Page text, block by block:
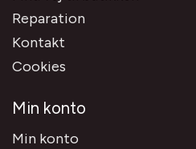
Reparation
Kontakt
Cookies
Min konto
Min konto